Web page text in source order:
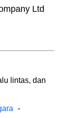
Ltd
lintas, dan
-